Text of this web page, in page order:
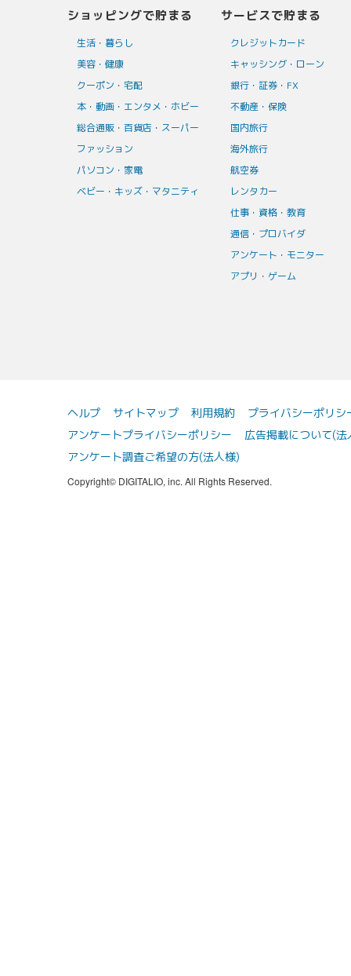
ショッピングで貯まる
生活・暮らし
美容・健康
クーポン・宅配
本・動画・エンタメ・ホビー
総合通販・百貨店・スーパー
ファッション
パソコン・家電
ベビー・キッズ・マタニティ
サービスで貯まる
クレジットカード
キャッシング・ローン
銀行・証券・FX
不動産・保険
国内旅行
海外旅行
航空券
レンタカー
仕事・資格・教育
通信・プロバイダ
アンケート・モニター
アプリ・ゲーム
ヘルプ サイトマップ 利用規約
プライバシーポリシ
アンケートプライバシーポリシー
広告掲載について(法
アンケート調査ご希望の方(法人様)
Copyright© DIGITALIO, inc. All Rights Reserved.